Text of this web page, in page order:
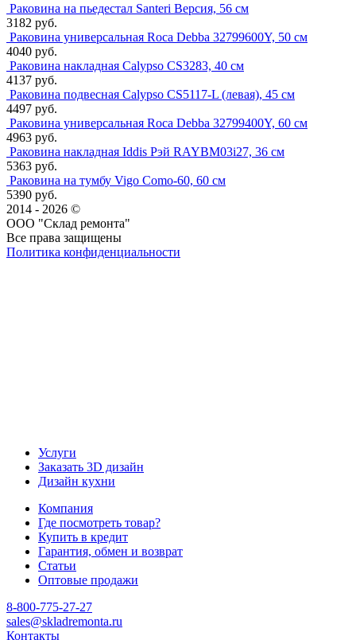
Раковина на пьедестал Santeri Версия, 56 см
3182 руб.
Раковина универсальная Roca Debba 32799600Y, 50 см
4040 руб.
Раковина накладная Calypso CS3283, 40 см
4137 руб.
Раковина подвесная Calypso CS5117-L (левая), 45 см
4497 руб.
Раковина универсальная Roca Debba 32799400Y, 60 см
4963 руб.
Раковина накладная Iddis Рэй RAYBM03i27, 36 см
5363 руб.
Раковина на тумбу Vigo Como-60, 60 см
5390 руб.
2014 - 2026 ©
ООО "Склад ремонта"
Все права защищены
Политика конфиденциальности
Услуги
Заказать 3D дизайн
Дизайн кухни
Компания
Где посмотреть товар?
Купить в кредит
Гарантия, обмен и возврат
Статьи
Оптовые продажи
8-800-775-27-27
sales@skladremonta.ru
Контакты